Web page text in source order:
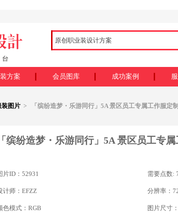
方案 会员图库 成功案例
装图片 > 「缤纷造梦・乐游同行」5A 景区员工专属工作服定
「缤纷造梦・乐游同行」5A 景区员工专
片ID：52931 需要点数:
计师：EFZZ 分辨率：
色模式：RGB 图片尺寸